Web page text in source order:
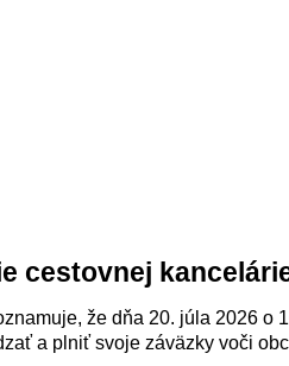
cestovnej
že dňa 20. júla 2026 o
a plniť svoje záväzky voči